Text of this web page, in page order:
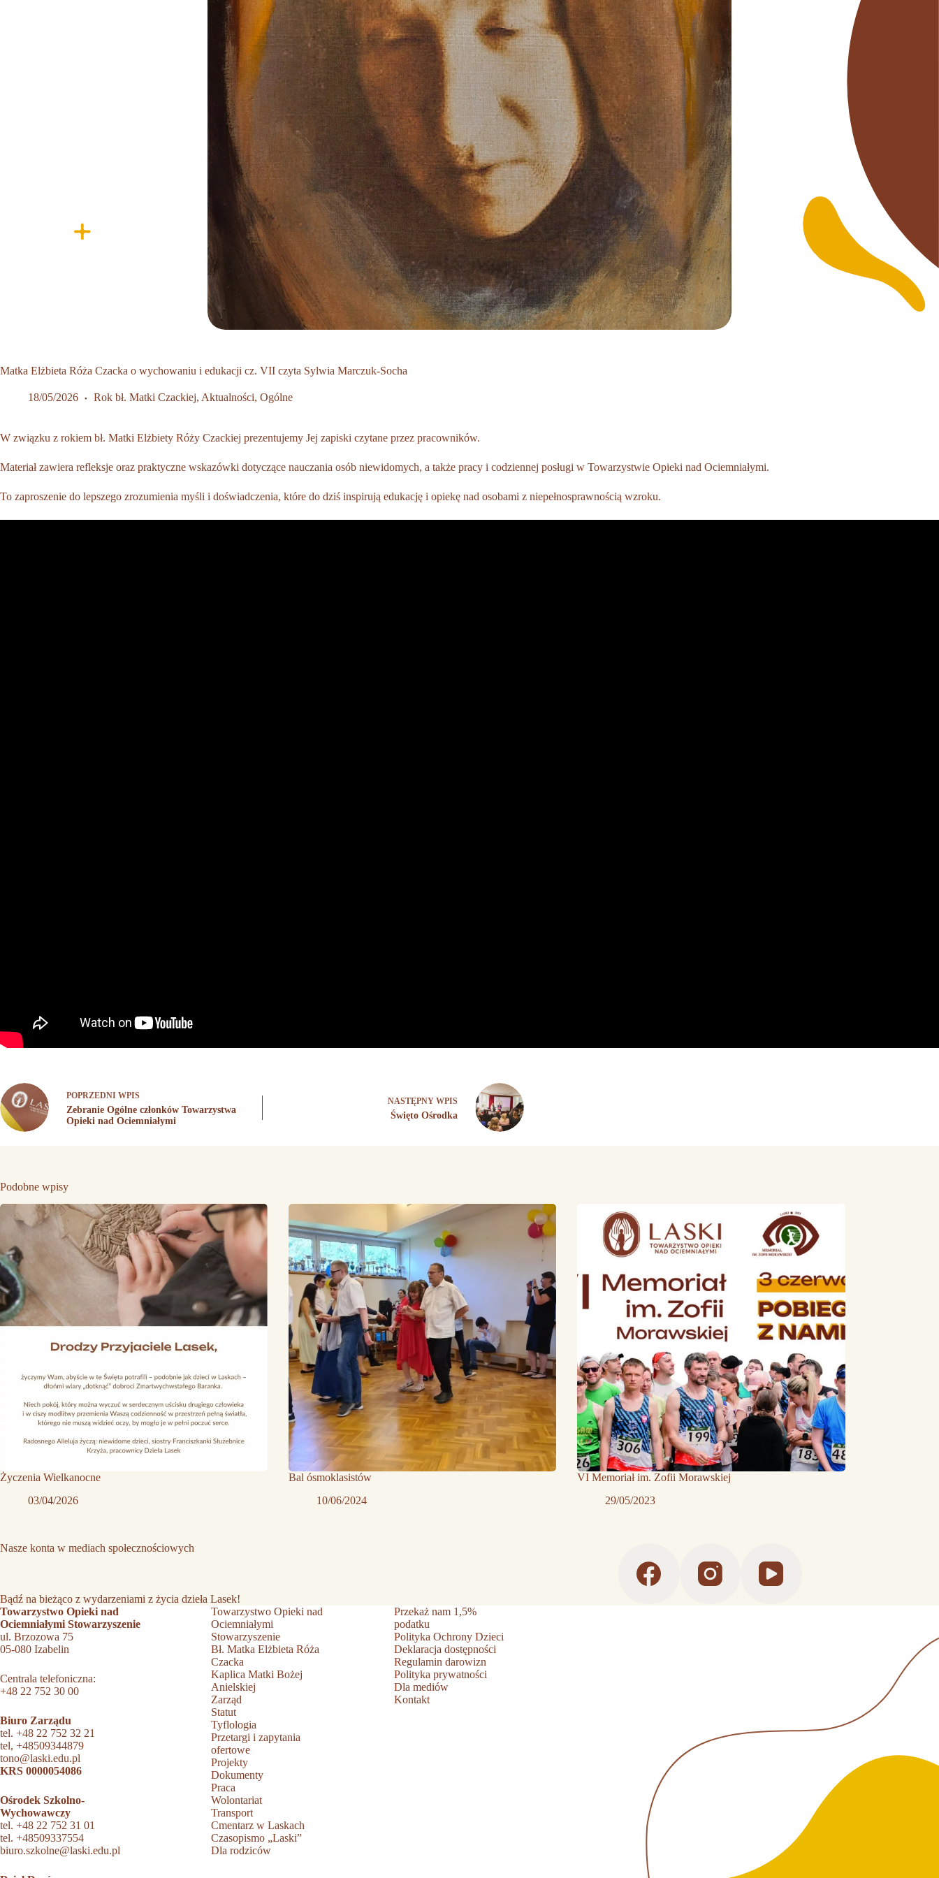
Matka Elżbieta Róża Czacka o wychowaniu i edukacji cz. VII czyta Sylwia Marczuk-Socha
18/05/2026 Rok bł. Matki Czackiej, Aktualności, Ogólne
W związku z rokiem bł. Matki Elżbiety Róży Czackiej prezentujemy Jej zapiski czytane przez pracowników.
Materiał zawiera refleksje oraz praktyczne wskazówki dotyczące nauczania osób niewidomych, a także pracy i codziennej posługi w Towarzystwie Opieki nad Ociemniałymi.
To zaproszenie do lepszego zrozumienia myśli i doświadczenia, które do dziś inspirują edukację i opiekę nad osobami z niepełnosprawnością wzroku.
POPRZEDNI WPIS
Zebranie Ogólne członków Towarzystwa
Opieki nad Ociemniałymi
NASTĘPNY WPIS
Święto Ośrodka
Podobne wpisy
Życzenia Wielkanocne
03/04/2026
Bal ósmoklasistów
10/06/2024
VI Memoriał im. Zofii Morawskiej
29/05/2023
Nasze konta w mediach społecznościowych
Bądź na bieżąco z wydarzeniami z życia dzieła Lasek!
Towarzystwo Opieki nad
Ociemniałymi Stowarzyszenie
ul. Brzozowa 75
05-080 Izabelin
Centrala telefoniczna:
+48 22 752 30 00
Biuro Zarządu
tel. +48 22 752 32 21
tel, +48509344879
tono@laski.edu.pl
KRS 0000054086
Ośrodek Szkolno-
Wychowawczy
tel. +48 22 752 31 01
tel. +48509337554
biuro.szkolne@laski.edu.pl
Towarzystwo Opieki nad
Ociemniałymi
Stowarzyszenie
Bł. Matka Elżbieta Róża
Czacka
Kaplica Matki Bożej
Anielskiej
Zarząd
Statut
Tyflologia
Przetargi i zapytania
ofertowe
Projekty
Dokumenty
Praca
Wolontariat
Transport
Cmentarz w Laskach
Czasopismo „Laski”
Dla rodziców
Przekaż nam 1,5%
podatku
Polityka Ochrony Dzieci
Deklaracja dostępności
Regulamin darowizn
Polityka prywatności
Dla mediów
Kontakt